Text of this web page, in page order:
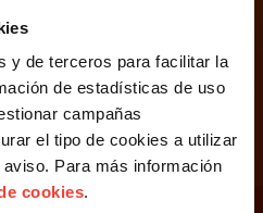
y de terceros para facilitar la
de estadísticas de uso
campañas
el tipo de cookies a utilizar
Para más información
cookies.